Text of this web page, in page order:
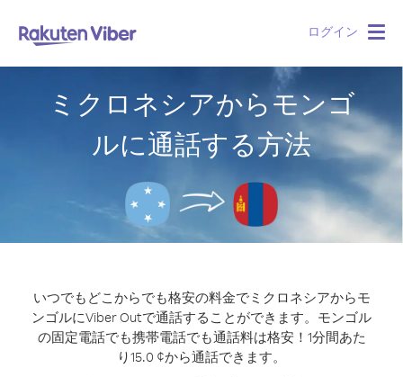
ログイン
ミクロネシアからモンゴ
ルに通話する方法
いつでもどこからでも格安の料金でミクロネシアからモ
ンゴルにViber Outで通話することができます。 モンゴル
の固定電話でも携帯電話でも通話料は格安！1分間あた
り15.0 ¢から通話できます。